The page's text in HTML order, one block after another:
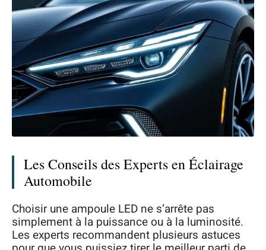
Les Conseils des Experts en Éclairage
Automobile
Choisir une ampoule LED ne s’arrête pas
simplement à la puissance ou à la luminosité.
Les experts recommandent plusieurs astuces